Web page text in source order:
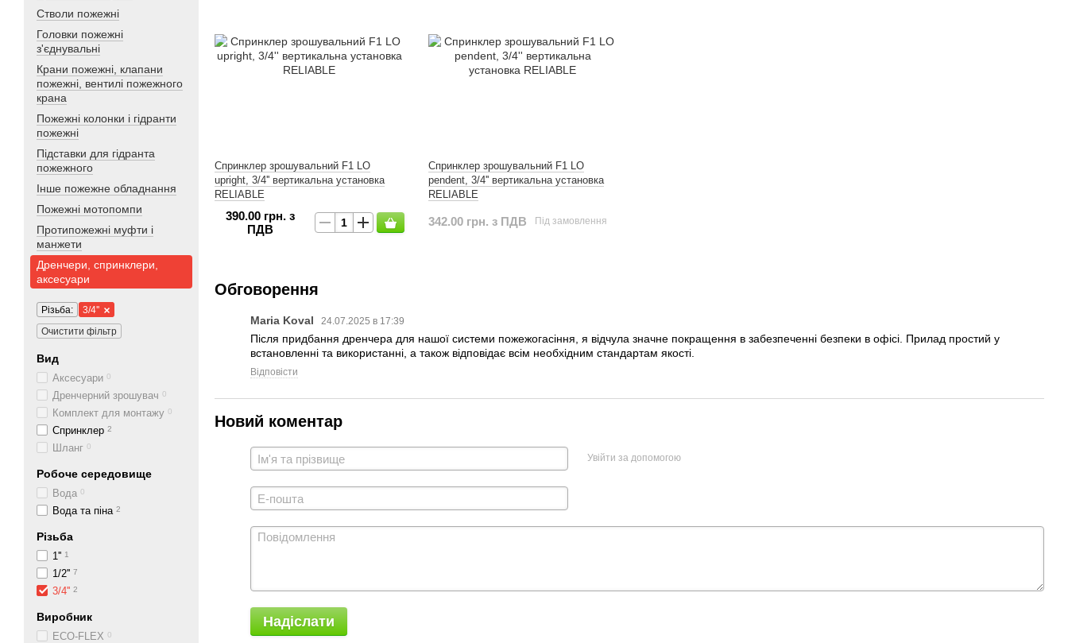
Спринклер зрошувальний F1 LO
upright, 3/4'' вертикальна установка
RELIABLE
390.00 грн. з
ПДВ
Спринклер зрошувальний F1 LO
pendent, 3/4'' вертикальна установка
RELIABLE
342.00 грн. з ПДВ Під замовлення
Обговорення
Maria Koval 24.07.2025 в 17:39
Після придбання дренчера для нашої системи пожежогасіння, я відчула значне покращення в забезпеченні безпеки в офісі. Прилад простий у
встановленні та використанні, а також відповідає всім необхідним стандартам якості.
Відповісти
Новий коментар
Увійти за допомогою
Надіслати
Стволи пожежні
Головки пожежні
з'єднувальні
Крани пожежні, клапани
пожежні, вентилі пожежного
крана
Пожежні колонки і гідранти
пожежні
Підставки для гідранта
пожежного
Інше пожежне обладнання
Пожежні мотопомпи
Протипожежні муфти і
манжети
Дренчери, спринклери,
аксесуари
Різьба:
3/4''
Очистити фільтр
Вид
Аксесуари 0
Дренчерний зрошувач 0
Комплект для монтажу 0
Спринклер 2
Шланг 0
Робоче середовище
Вода 0
Вода та піна 2
Різьба
1'' 1
1/2'' 7
3/4'' 2
Виробник
ECO-FLEX 0